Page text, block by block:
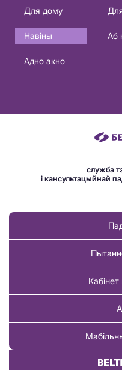
Основная
навигация
BE
Для дому
Навіны
Аб
Адно акно
служба
і кансультацыйнай